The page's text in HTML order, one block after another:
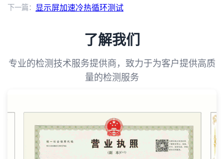
下一篇： 显示屏加速冷热循环测试
了解我们
专业的检测技术服务提供商，致力于为客户提供高质
量的检测服务